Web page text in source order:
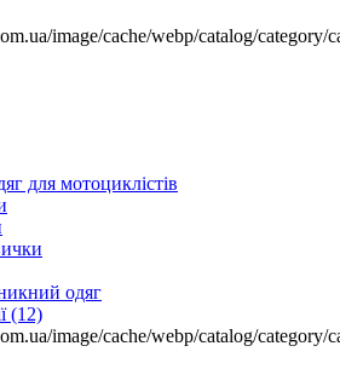
image/cache/webp/catalog/category/
для мотоциклістів
одяг
(12)
image/cache/webp/catalog/category/